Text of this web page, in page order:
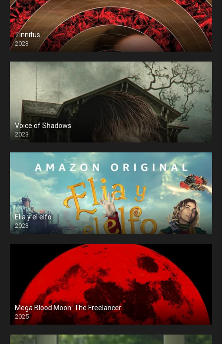
Tinnitus
2023
Voice of Shadows
2023
Elia y el elfo
2023
Mega Blood Moon: The Freelancer
2025